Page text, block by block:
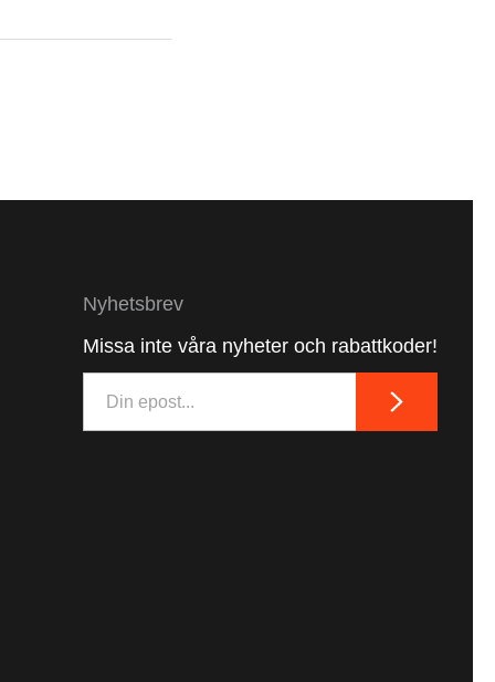
Nyhetsbrev
Missa inte våra nyheter och rabattkoder!